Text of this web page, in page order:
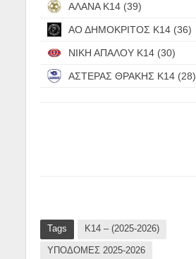
ΑΛΑΝΑ Κ14 (39)
ΑΟ ΔΗΜΟΚΡΙΤΟΣ Κ14 (36)
ΝΙΚΗ ΑΠΑΛΟΥ Κ14 (30)
ΑΣΤΕΡΑΣ ΘΡΑΚΗΣ Κ14 (28)
Tags Κ14 – (2025-2026)
ΥΠΟΔΟΜΕΣ 2025-2026